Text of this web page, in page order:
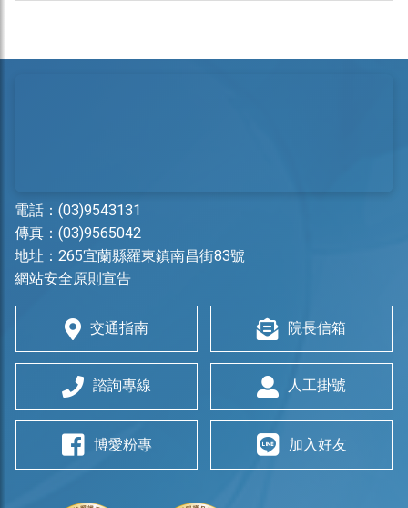
電話： (03)9543131
傳真：(03)9565042
地址： 265宜蘭縣羅東鎮南昌街83號
網站安全原則宣告
交通指南 院長信箱
諮詢專線 人工掛號
博愛粉專 加入好友